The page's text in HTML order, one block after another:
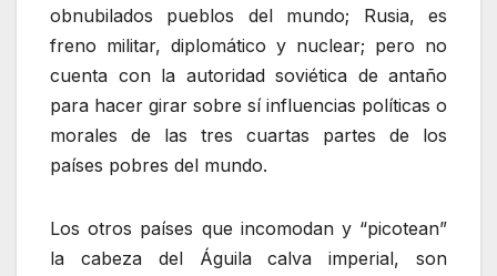
obnubilados pueblos del mundo; Rusia, es
freno militar, diplomático y nuclear; pero no
cuenta con la autoridad soviética de antaño
para hacer girar sobre sí influencias políticas o
morales de las tres cuartas partes de los
países pobres del mundo.
Los otros países que incomodan y “picotean”
la cabeza del Águila calva imperial, son